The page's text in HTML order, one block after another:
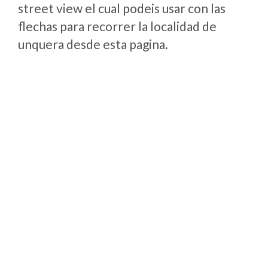
street view el cual podeis usar con las
flechas para recorrer la localidad de
unquera desde esta pagina.